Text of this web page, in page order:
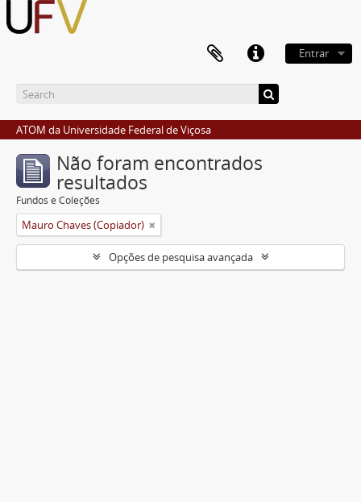
Entrar
ATOM da Universidade Federal de Viçosa
Não foram encontrados
resultados
Fundos e Coleções
Mauro Chaves (Copiador)
Opções de pesquisa avançada